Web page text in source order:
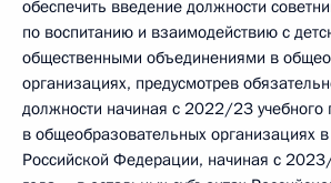
обеспечить введение должности
по воспитанию и взаимодействию с
общественными объединениями в
организациях, предусмотрев
должности начиная с 2022/23 учебного
в общеобразовательных организациях
Российской Федерации, начиная с